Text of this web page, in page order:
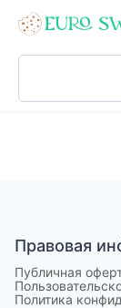
Правовая
Публичная
Политика